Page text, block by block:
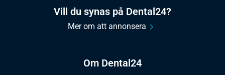
Om Dental24
Vill du synas på Dental24?
Mer om att annonsera